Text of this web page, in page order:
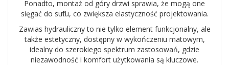
Ponadto, montaż od góry drzwi sprawia, że mogą one
sięgać do sufitu, co zwiększa elastyczność projektowania.
Zawias hydrauliczny to nie tylko element funkcjonalny, ale
także estetyczny, dostępny w wykończeniu matowym,
idealny do szerokiego spektrum zastosowań, gdzie
niezawodność i komfort użytkowania są kluczowe.